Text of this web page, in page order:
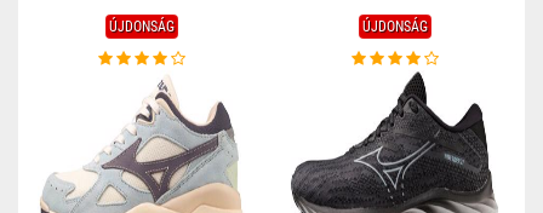
ÚJDONSÁG ÚJDONSÁG